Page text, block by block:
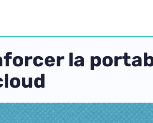
la